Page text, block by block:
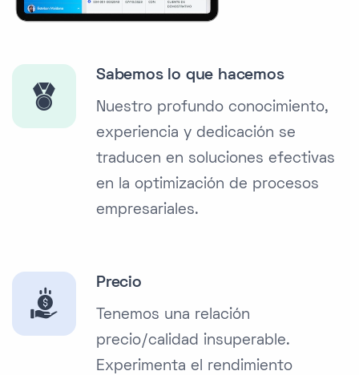
Sabemos lo que hacemos
Nuestro profundo conocimiento,
experiencia y dedicación se
traducen en soluciones efectivas
en la optimización de procesos
empresariales.
Precio
Tenemos una relación
precio/calidad insuperable.
Experimenta el rendimiento